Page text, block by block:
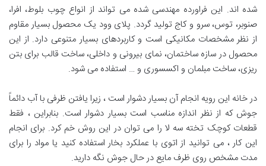
شده اند. این فراورده مهندسی شده می تواند از انواع چوب بلوط، افرا،
صنوبر، توس، سرو و کاج تولید گردد. پلای وود یک محصول بسیار مقاوم
از نظر مشخصات مکانیکی است و کاربردهای بسیار متنوعی دارد. از این
محصول در سازه ساختمان، نمای بیرونی و داخلی، ساخت قالب برای بتن
ریزی، ساخت مبلمان و اکسسوری و … استفاده می شود.
در خانه این رویه انجام آن بسیار دشوار است ، زیرا یافتن ظرفی با آب دائماً
جوش که از نظر اندازه مناسب است بسیار دشوار است. بنابراین ، فقط
قطعات کوچک تخته سه لا را می توان در این روش خم کرد. برای انجام
این کار ، می توانید از اتوی با عملکرد بخار استفاده کنید یا مواد را برای
مدت مشخص روی ظرف مایع در حال جوش نگه دارید.